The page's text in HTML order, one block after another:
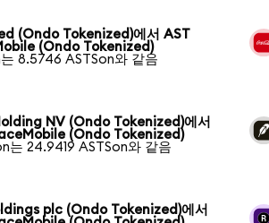
(Ondo Tokenized)에서 AST
(Ondo Tokenized)
는 8.5746 ASTSon와 같음
NV (Ondo Tokenized)에서
(Ondo Tokenized)
는 24.9419 ASTSon와 같음
plc (Ondo Tokenized)에서